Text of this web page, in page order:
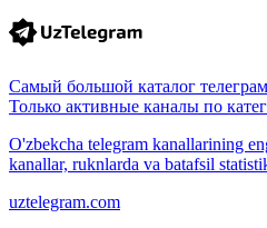
Самый большой каталог
Только активные каналы по
O'zbekcha telegram kanallarining
kanallar, ruknlarda va batafsil
uztelegram.com